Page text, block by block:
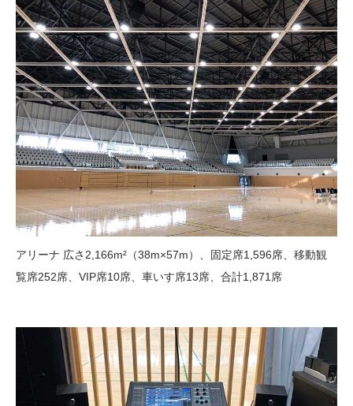
アリーナ 広さ2,166m²（38m×57m）、固定席1,596席、移動観
覧席252席、VIP席10席、車いす席13席、合計1,871席